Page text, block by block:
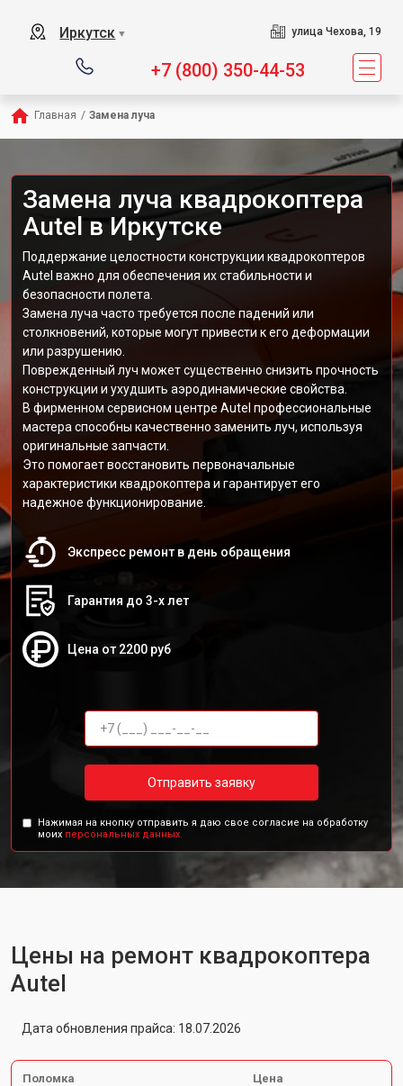
Иркутск ▼ улица Чехова, 19
+7 (800) 350-44-53
Главная / Замена луча
Замена луча квадрокоптера
Autel в Иркутске
Поддержание целостности конструкции квадрокоптеров
Autel важно для обеспечения их стабильности и
безопасности полета.
Замена луча часто требуется после падений или
столкновений, которые могут привести к его деформации
или разрушению.
Поврежденный луч может существенно снизить прочность
конструкции и ухудшить аэродинамические свойства.
В фирменном сервисном центре Autel профессиональные
мастера способны качественно заменить луч, используя
оригинальные запчасти.
Это помогает восстановить первоначальные
характеристики квадрокоптера и гарантирует его
надежное функционирование.
Экспресс ремонт в день обращения
Гарантия до 3-х лет
Цена от 2200 руб
Отправить заявку
Нажимая на кнопку отправить я даю свое согласие на обработку
моих персональных данных.
Цены на ремонт квадрокоптера
Autel
Дата обновления прайса: 18.07.2026
Поломка Цена